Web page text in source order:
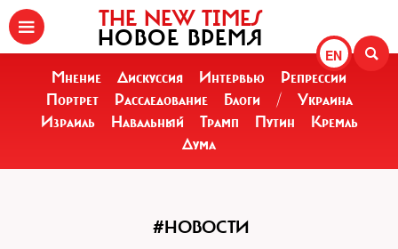
EN
THE NEW TIMES
НОВОЕ ВРЕМЯ
Мнение Дискуссия Интервью
Репрессии
Портрет
Расследование Блоги /
Украина
Израиль
Навальный Трамп Путин
Кремль
Дума
#НОВОСТИ